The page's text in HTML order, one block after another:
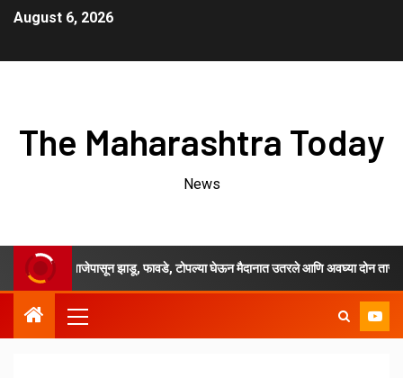
August 6, 2026
The Maharashtra Today
News
७ वाजेपासून झाडू, फावडे, टोपल्या घेऊन मैदानात उतरले आणि अवघ्या दोन तासाच्या